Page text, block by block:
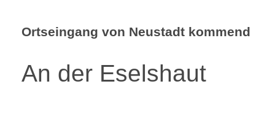
Ortseingang von Neustadt kommend
An der Eselshaut